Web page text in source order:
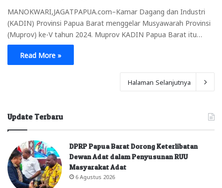
MANOKWARI,JAGATPAPUA.com–Kamar Dagang dan Industri
(KADIN) Provinsi Papua Barat menggelar Musyawarah Provinsi
(Muprov) ke-V tahun 2024. Muprov KADIN Papua Barat itu…
Read More »
Halaman Selanjutnya
Update Terbaru
DPRP Papua Barat Dorong Keterlibatan
Dewan Adat dalam Penyusunan RUU
Masyarakat Adat
6 Agustus 2026